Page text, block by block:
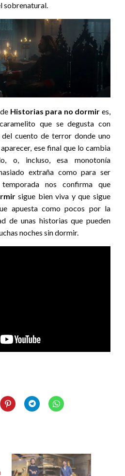
sobrenatural.
Historias para no dormir es,
que se degusta con
cuento de terror donde uno
ese final que lo cambia
o, incluso, esa monotonía
extraña como para ser
nos confirma que
sigue bien viva y que sigue
apuesta como pocos por la
de unas historias que pueden
noches sin dormir.